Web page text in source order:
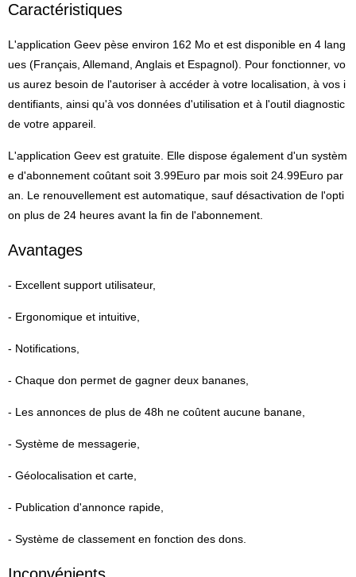
Caractéristiques
L'application Geev pèse environ 162 Mo et est disponible en 4 lang
ues (Français, Allemand, Anglais et Espagnol). Pour fonctionner, vo
us aurez besoin de l'autoriser à accéder à votre localisation, à vos i
dentifiants, ainsi qu'à vos données d'utilisation et à l'outil diagnostic
de votre appareil.
L'application Geev est gratuite. Elle dispose également d'un systèm
e d'abonnement coûtant soit 3.99Euro par mois soit 24.99Euro par
an. Le renouvellement est automatique, sauf désactivation de l'opti
on plus de 24 heures avant la fin de l'abonnement.
Avantages
- Excellent support utilisateur,
- Ergonomique et intuitive,
- Notifications,
- Chaque don permet de gagner deux bananes,
- Les annonces de plus de 48h ne coûtent aucune banane,
- Système de messagerie,
- Géolocalisation et carte,
- Publication d'annonce rapide,
- Système de classement en fonction des dons.